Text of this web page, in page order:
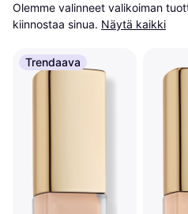
Olemme valinneet valikoiman
kiinnostaa sinua. Näytä kaikki
Trendaava